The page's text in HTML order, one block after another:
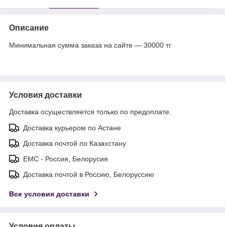
Описание
Минимальная сумма заказа на сайте — 30000 тг
Условия доставки
Доставка осуществляется только по предоплате.
Доставка курьером по Астане
Доставка почтой по Казахстану
ЕМС - Россия, Белорусия
Доставка почтой в Россию, Белоруссию
Все условия доставки